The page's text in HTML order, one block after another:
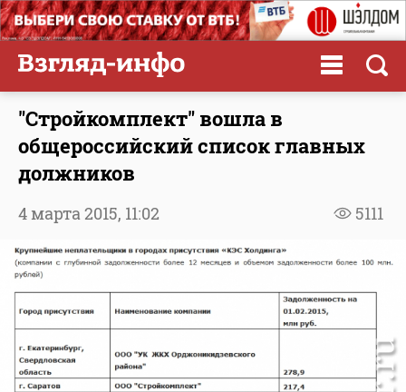
"Стройкомплект" вошла в
общероссийский список главных
должников
5111
4 марта 2015, 11:02